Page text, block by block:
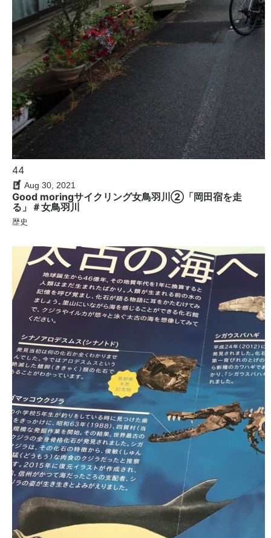
44
Aug 30, 2021
Good moringサイクリング女鳥羽川②「岡田宿を走
る」＃女鳥羽川
歴史